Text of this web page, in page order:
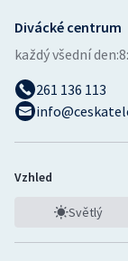
Divácké centrum
každý všední den:
261 136 113
Vzhled
Světlý